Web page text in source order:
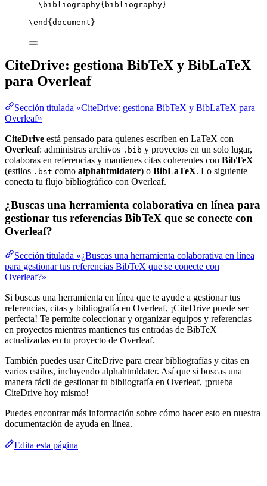
\bibliography{bibliography}
\end { document }
CiteDrive: gestiona BibTeX y BibLaTeX
para Overleaf
Sección titulada «CiteDrive: gestiona BibTeX y BibLaTeX para
Overleaf»
CiteDrive está pensado para quienes escriben en LaTeX con
Overleaf: administras archivos .bib y proyectos en un solo lugar,
colaboras en referencias y mantienes citas coherentes con BibTeX
(estilos .bst como alphahtmldater) o BibLaTeX. Lo siguiente
conecta tu flujo bibliográfico con Overleaf.
¿Buscas una herramienta colaborativa en línea para
gestionar tus referencias BibTeX que se conecte con
Overleaf?
Sección titulada «¿Buscas una herramienta colaborativa en línea
para gestionar tus referencias BibTeX que se conecte con
Overleaf?»
Si buscas una herramienta en línea que te ayude a gestionar tus
referencias, citas y bibliografía en Overleaf, ¡CiteDrive puede ser
perfecta! Te permite coleccionar y organizar equipos y referencias
en proyectos mientras mantienes tus entradas de BibTeX
actualizadas en tu proyecto de Overleaf.
También puedes usar CiteDrive para crear bibliografías y citas en
varios estilos, incluyendo alphahtmldater. Así que si buscas una
manera fácil de gestionar tu bibliografía en Overleaf, ¡prueba
CiteDrive hoy mismo!
Puedes encontrar más información sobre cómo hacer esto en nuestra
documentación de ayuda en línea.
Edita esta página